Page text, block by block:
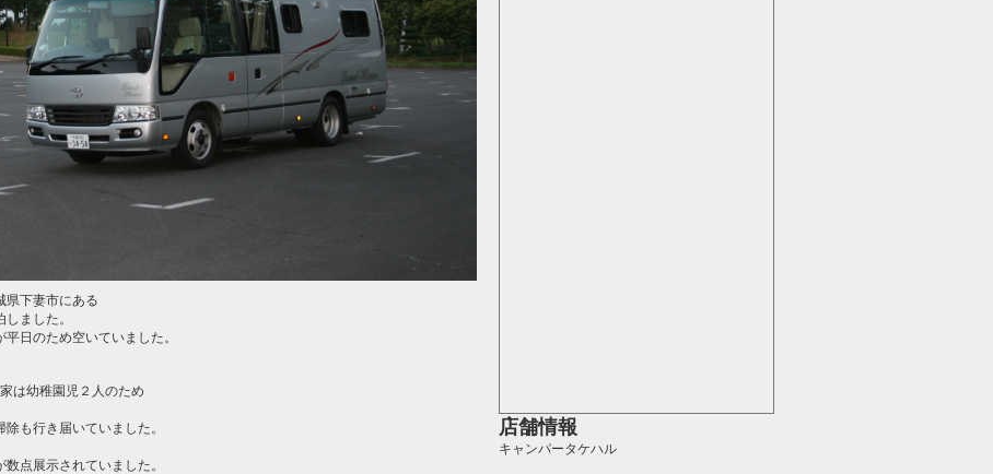
県下妻市にある
ました。
日のため空いていました。
は幼稚園児２人のため
も行き届いていました。
点展示されていました。
店舗情報
キャンパータケハル